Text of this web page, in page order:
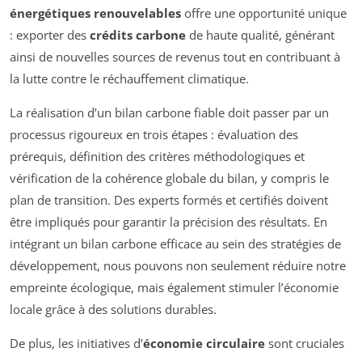
énergétiques renouvelables offre une opportunité unique
: exporter des crédits carbone de haute qualité, générant
ainsi de nouvelles sources de revenus tout en contribuant à
la lutte contre le réchauffement climatique.
La réalisation d’un bilan carbone fiable doit passer par un
processus rigoureux en trois étapes : évaluation des
prérequis, définition des critères méthodologiques et
vérification de la cohérence globale du bilan, y compris le
plan de transition. Des experts formés et certifiés doivent
être impliqués pour garantir la précision des résultats. En
intégrant un bilan carbone efficace au sein des stratégies de
développement, nous pouvons non seulement réduire notre
empreinte écologique, mais également stimuler l’économie
locale grâce à des solutions durables.
De plus, les initiatives d’économie circulaire sont cruciales